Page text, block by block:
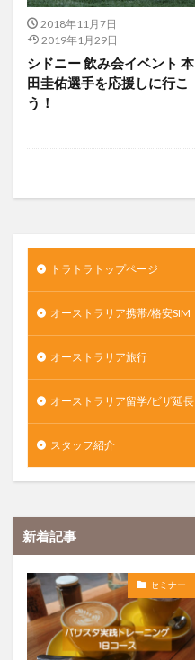
2018年11月7日
2019年1月29日
シドニー 飲み会イベント 本
田圭佑選手を応援しに行こ
う！
トラトラトップページ
オーストラリア携帯/格安SIM
オーストラリア旅行
オーストラリア留学/ビザ延長
スタッフ紹介
新着記事
セミナー